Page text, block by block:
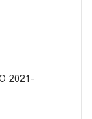
2021-